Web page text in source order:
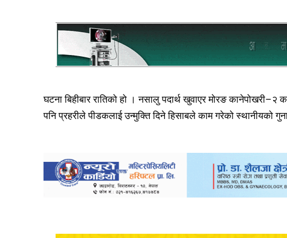
घटना बिहीबार रातिको हो । नसालु पदार्थ खुवाएर मोरङ कानेपोखरी–२
पनि प्रहरीले पीडकलाई उन्मुक्ति दिने हिसाबले काम गरेको स्थानीयको